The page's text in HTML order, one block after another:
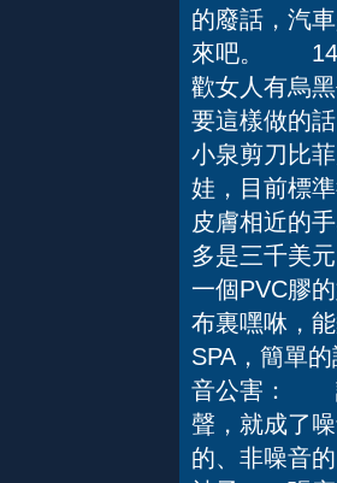
的廢話，汽
來吧。 14
歡女人有烏
要這樣做的
小泉剪刀比
娃，目前標
皮膚相近的
多是三千美
一個PVC膠
布裏嘿咻，
SPA，簡單
音公害： 讓
聲，就成了
的、非噪音